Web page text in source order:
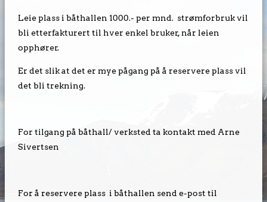
Leie plass i båthallen 1000.- per mnd. strømforbruk vil
bli etterfakturert til hver enkel bruker, når leien
opphører.
Er det slik at det er mye pågang på å reservere plass vil
det bli trekning.
For tilgang på båthall/ verksted ta kontakt med Arne
Sivertsen
For å reservere plass i båthallen send e-post til